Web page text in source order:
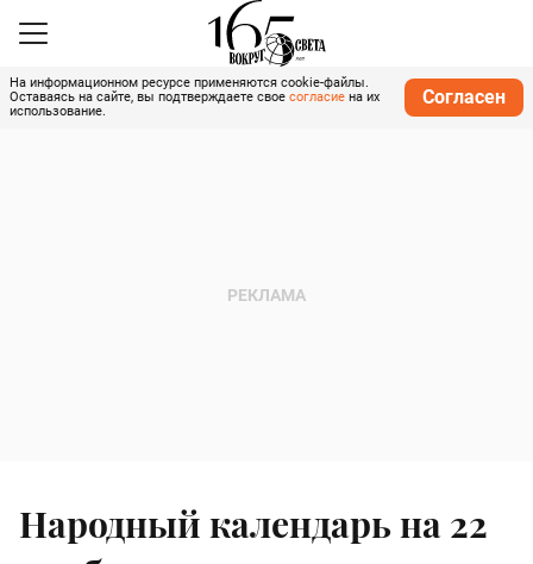
На информационном ресурсе применяются cookie-файлы.
Оставаясь на сайте, вы подтверждаете свое согласие на их
использование.
Согласен
Народный календарь на 22